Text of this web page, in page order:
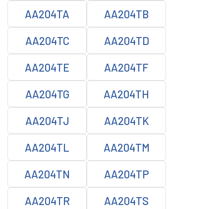
AA204TA AA204TB
AA204TC AA204TD
AA204TE AA204TF
AA204TG AA204TH
AA204TJ AA204TK
AA204TL AA204TM
AA204TN AA204TP
AA204TR AA204TS